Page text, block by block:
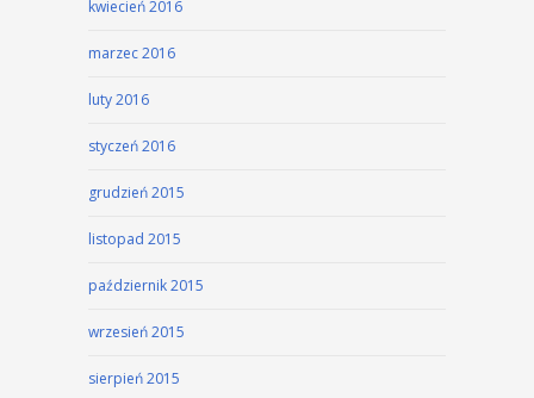
kwiecień 2016
marzec 2016
luty 2016
styczeń 2016
grudzień 2015
listopad 2015
październik 2015
wrzesień 2015
sierpień 2015